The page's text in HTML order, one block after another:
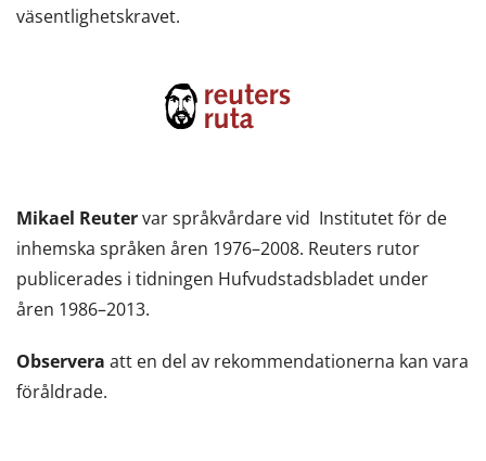
väsentlighetskravet.
Mikael Reutervar språkvårdare vid Institutet för de
inhemska språken åren 1976–2008. Reuters rutor
publicerades i tidningen Hufvudstadsbladet under
åren 1986–2013.
Observera att en del av rekommendationerna kan vara
föråldrade.